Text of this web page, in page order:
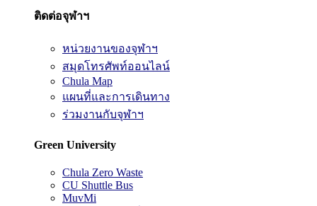
ติดต่อจุฬาฯ
หน่วยงานของจุฬาฯ
สมุดโทรศัพท์ออนไลน์
Chula Map
แผนที่และการเดินทาง
ร่วมงานกับจุฬาฯ
Green University
Chula Zero Waste
CU Shuttle Bus
MuvMi